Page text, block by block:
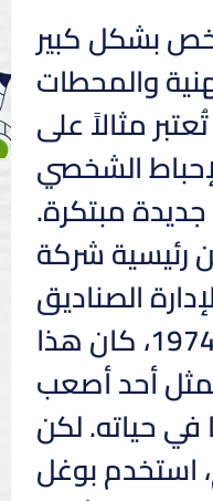
بشكل كبير
والمحطات
مثالاً على
الشخصي
مبتكرة.
رئيسية شركة
الصناديق
الاستثمارية في عام 1974، كان هذا
أحد أصعب
في حياته. لكن
استخدم بوغل